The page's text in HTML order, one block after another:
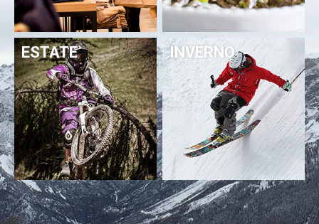
ESTATE INVERNO